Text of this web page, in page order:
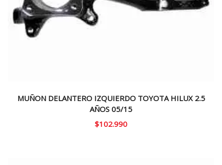
MUÑON DELANTERO IZQUIERDO TOYOTA HILUX 2.5
AÑOS 05/15
$102.990